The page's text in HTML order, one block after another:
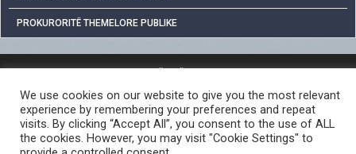
PROKURORITË THEMELORE PUBLIKE
QASJA E LIRË NË INFORMATAT ME KARAKTER PUBLIK
PROCEDURA PËR RAPORTIMIN E VEPRAVE PENALE
LINKE TË DOBISHME
We use cookies on our website to give you the most relevant
experience by remembering your preferences and repeat
visits. By clicking “Accept All”, you consent to the use of ALL
the cookies. However, you may visit "Cookie Settings" to